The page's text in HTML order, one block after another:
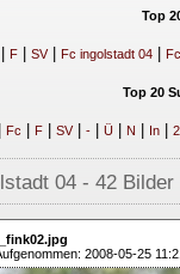
Top
F| SV| Fc ingolstadt 04|
Top 20
Fc F| SV| -| Ü| N In| 2
04 - 42
2008-05-25